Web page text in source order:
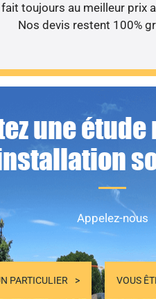
fait toujours au meilleur prix
Nos devis restent 100%
une
Appelez-nous
PARTICULIER VOUS